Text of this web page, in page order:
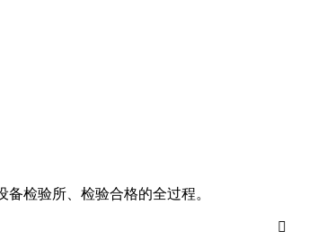
检验所、检验合格的全过程。
